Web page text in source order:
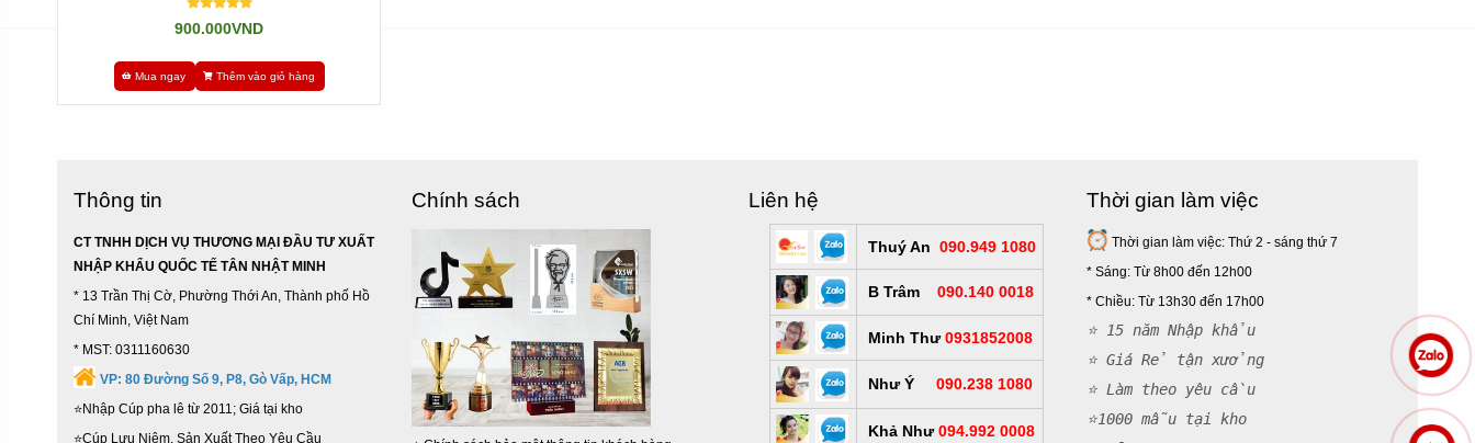
900.000VND
Mua ngay Thêm vào giỏ hàng
Thông tin
CT TNHH DỊCH VỤ THƯƠNG MẠI ĐẦU TƯ XUẤT
NHẬP KHẨU QUỐC TẾ TÂN NHẬT MINH
* 13 Trần Thị Cờ, Phường Thới An, Thành phố Hồ
Chí Minh, Việt Nam
* MST: 0311160630
VP: 80 Đường Số 9, P8, Gò Vấp, HCM
⭐Nhập Cúp pha lê từ 2011; Giá tại kho
⭐Cúp Lưu Niệm, Sản Xuất Theo Yêu Cầu
Chính sách Liên hệ
Thuý An 090.949 1080
B Trâm 090.140 0018
Minh Thư 0931852008
Như Ý 090.238 1080
Khả Như 094.992 0008
Thời gian làm việc
Thời gian làm việc: Thứ 2 - sáng thứ 7
* Sáng: Từ 8h00 đến 12h00
* Chiều: Từ 13h30 đến 17h00
⭐ 15 năm Nhập khẩu
⭐ Giá Rẻ tận xưởng
⭐ Làm theo yêu cầu
⭐1000 mẫu tại kho